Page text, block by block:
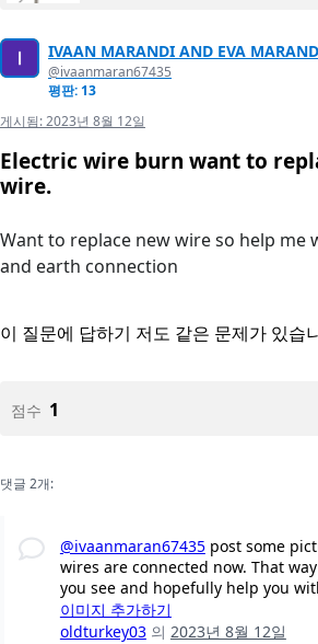
IVAAN MARANDI AND EVA
@ivaanmaran67435
평판: 13
게시됨:2023년 8월 12일
Electric wire burn want to
wire.
Want to replace new wire so help me
and earth connection
이 질문에 답하기 저도 같은 문제가 있습
점수 1
댓글 2개:
@ivaanmaran67435post some
wires are connected now. That
you see and hopefully help you
이미지 추가하기
oldturkey03 의 2023년 8월 12일